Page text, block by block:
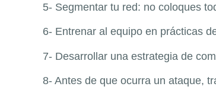
5- Segmentar tu red: no coloques
6- Entrenar al equipo en prácticas
7- Desarrollar una estrategia de
8- Antes de que ocurra un ataque,